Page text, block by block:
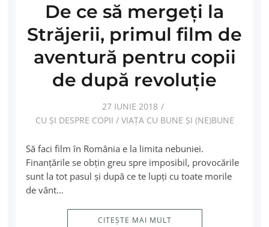
De ce să mergeți la
Străjerii, primul film de
aventură pentru copii
de după revoluție
27 IUNIE 2018
CU ȘI DESPRE COPII / VIAȚA CU BUNE ȘI (NE)BUNE
Să faci film în România e la limita nebuniei.
Finanțările se obțin greu spre imposibil, provocările
sunt la tot pasul și după ce te lupți cu toate morile
de vânt…
CITEȘTE MAI MULT